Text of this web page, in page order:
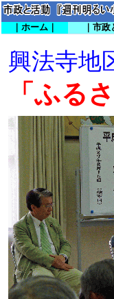
｜ホーム｜ ｜市
興法寺地
「ふる